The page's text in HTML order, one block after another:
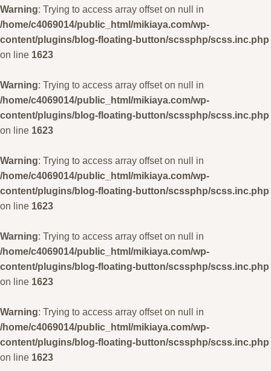
Warning: Trying to access array offset on null in
/home/c4069014/public_html/mikiaya.com/wp-
content/plugins/blog-floating-button/scssphp/scss.inc.php
on line 1623
Warning: Trying to access array offset on null in
/home/c4069014/public_html/mikiaya.com/wp-
content/plugins/blog-floating-button/scssphp/scss.inc.php
on line 1623
Warning: Trying to access array offset on null in
/home/c4069014/public_html/mikiaya.com/wp-
content/plugins/blog-floating-button/scssphp/scss.inc.php
on line 1623
Warning: Trying to access array offset on null in
/home/c4069014/public_html/mikiaya.com/wp-
content/plugins/blog-floating-button/scssphp/scss.inc.php
on line 1623
Warning: Trying to access array offset on null in
/home/c4069014/public_html/mikiaya.com/wp-
content/plugins/blog-floating-button/scssphp/scss.inc.php
on line 1623